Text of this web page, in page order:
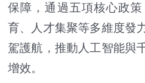
保障，通過五項核心政
育、人才集聚等多維度發
駕護航，推動人工智能與
增效。